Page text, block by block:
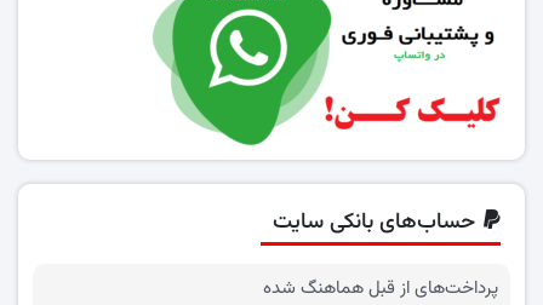
حساب‌های بانکی سایت
پرداخت‌های از قبل هماهنگ شده